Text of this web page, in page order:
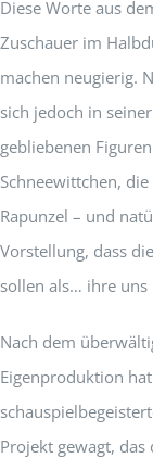
Diese Worte aus
Zuschauer im
machen neugierig.
sich jedoch in
gebliebenen
Schneewittchen,
Rapunzel – und
Vorstellung, dass
sollen als… ihre uns
Nach dem
Eigenproduktion
Projekt gewagt, das